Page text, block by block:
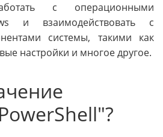
с операционными
и взаимодействовать с
системы, такими как
настройки и многое другое.